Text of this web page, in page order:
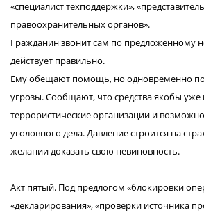
«специалист техподдержки», «представитель
правоохранительных органов».
Гражданин звонит сам по предложенному
действует правильно.
Ему обещают помощь, но одновременно
угрозы. Сообщают, что средства якобы уже
террористические организации и
уголовного дела. Давление строится на
желании доказать свою невиновность.
Акт пятый. Под предлогом «блокировки
«декларирования», «проверки источника